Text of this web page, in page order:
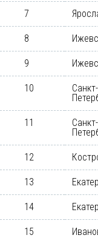
7
8
9
10
Санкт-
11
Санкт-
12
13
14
15